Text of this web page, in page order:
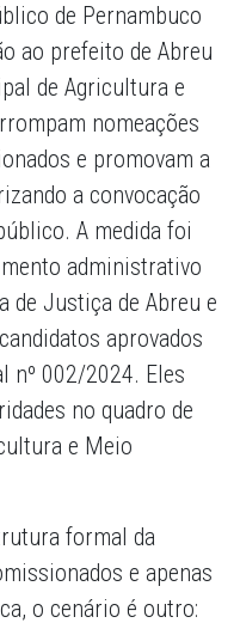
de Pernambuco
ao prefeito de Abreu
de Agricultura e
nomeações
e promovam a
a convocação
A medida foi
administrativo
de Justiça de Abreu e
aprovados
nº 002/2024. Eles
no quadro de
e Meio
formal da
e apenas
o cenário é outro: